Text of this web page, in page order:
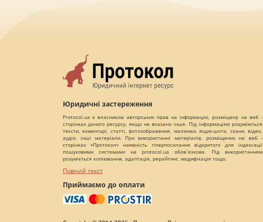
Юридичні застереження
Protocol.ua є власником авторських прав на інформацію, розміщену на веб -
сторінках даного ресурсу, якщо не вказано інше. Під інформацією розуміються
тексти, коментарі, статті, фотозображення, малюнки, ящик-шота, скани, відео,
аудіо, інші матеріали. При використанні матеріалів, розміщених на веб -
сторінках «Протокол» наявність гіперпосилання відкритого для індексації
пошуковими системами на protocol.ua обов`язкове. Під використанням
розуміється копіювання, адаптація, рерайтинг, модифікація тощо.
Повний текст
Приймаємо до оплати